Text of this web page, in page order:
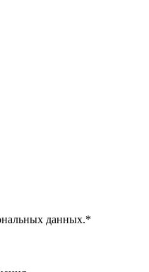
данных.*